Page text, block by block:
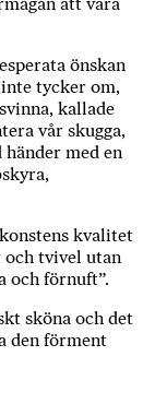
önskan
tycker om,
kallade
vår skugga,
händer med en
kvalitet
och tvivel utan
och förnuft”.
sköna och det
den förment